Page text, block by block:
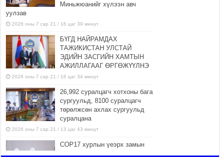
Миньжюанийг хүлээн авч
уулзав
2026 оны 7 сар 21 / 16 цаг 39 минут
БҮГД НАЙРАМДАХ
ТАЖИКИСТАН УЛСТАЙ
ЭДИЙН ЗАСГИЙН ХАМТЫН
АЖИЛЛАГААГ ӨРГӨЖҮҮЛНЭ
2026 оны 7 сар 21 / 16 цаг 34 минут
26,992 суралцагч хотхоны бага
сургуульд, 8100 суралцагч
төрөлжсөн ахлах сургуульд
суралцана
2026 оны 7 сар 21 / 13 цаг 43 минут
COP17 хурлын үеэрх замын